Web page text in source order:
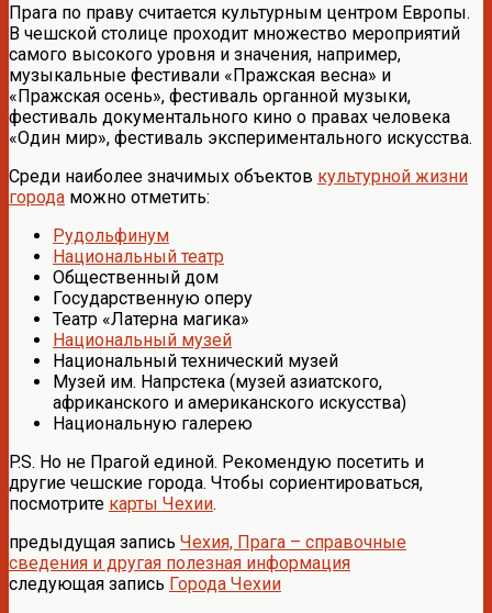
Прага по праву считается культурным центром Европы.
В чешской столице проходит множество мероприятий
самого высокого уровня и значения, например,
музыкальные фестивали «Пражская весна» и
«Пражская осень», фестиваль органной музыки,
фестиваль документального кино о правах человека
«Один мир», фестиваль экспериментального искусства.
Среди наиболее значимых объектов культурной жизни
города можно отметить:
Рудольфинум
Национальный театр
Общественный дом
Государственную оперу
Театр «Латерна магика»
Национальный музей
Национальный технический музей
Музей им. Напрстека (музей азиатского,
африканского и американского искусства)
Национальную галерею
P.S. Но не Прагой единой. Рекомендую посетить и
другие чешские города. Чтобы сориентироваться,
посмотрите карты Чехии.
предыдущая запись Чехия, Прага – справочные
сведения и другая полезная информация
следующая запись Города Чехии